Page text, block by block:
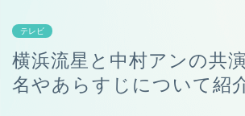
テレビ
横浜流星と中村アンの共
名やあらすじについて紹